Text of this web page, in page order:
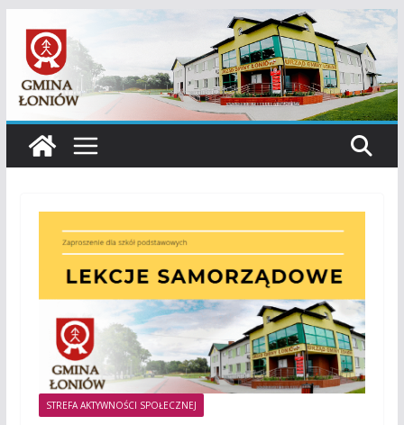
treści
STREFA AKTYWNOŚCI SPOŁECZNEJ